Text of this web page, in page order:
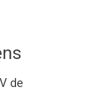
de